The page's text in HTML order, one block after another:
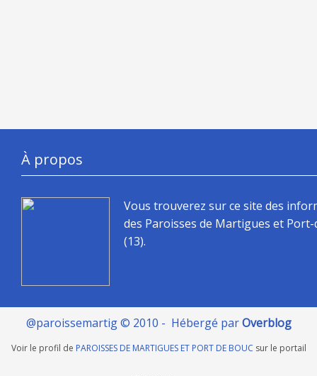
À propos
Vous trouverez sur ce site des
des Paroisses de Martigues et
(13).
@paroissemartig © 2010 - Hébergé parOverblog
Voir le profil de PAROISSES DE MARTIGUES ET PORT DE BOUC sur le portail